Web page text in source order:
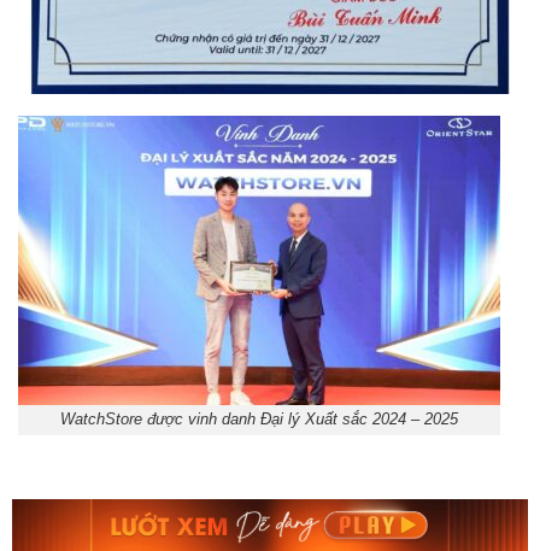
WatchStore được vinh danh Đại lý Xuất sắc 2024 – 2025
Mua ngay Mua ngay